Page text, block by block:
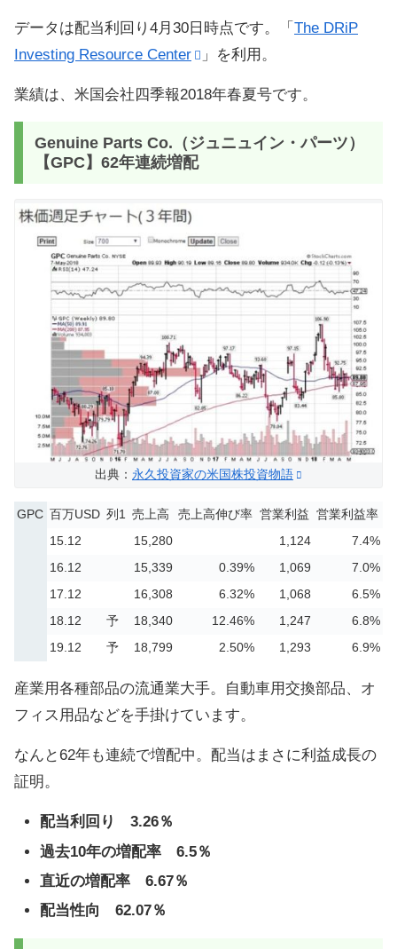
データは配当利回り4月30日時点です。「 The DRiP
Investing Resource Center
」を利用。
業績は、米国会社四季報2018年春夏号です。
Genuine Parts Co.（ジュニュイン・パーツ）
【GPC】62年連続増配
出典： 永久投資家の米国株投資物語
GPC 百万USD 列1 売上高 売上高伸び率 営業利益 営業利益率
15.12
15,280 1,124
7.4%
16.12
15,339 0.39% 1,069
7.0%
17.12
16,308 6.32% 1,068
6.5%
18.12
予 18,340 12.46% 1,247
6.8%
19.12
予 18,799 2.50% 1,293 6.9%
産業用各種部品の流通業大手。自動車用交換部品、オ
フィス用品などを手掛けています。
なんと62年も連続で増配中。配当はまさに利益成長の
証明。
配当利回り 3.26％
過去10年の増配率 6.5％
直近の増配率 6.67％
配当性向 62.07％